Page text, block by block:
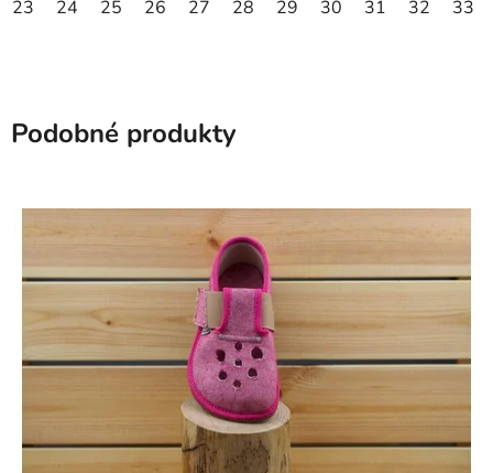
23 24 25 26 27 28 29 30 31 32 33
Podobné produkty